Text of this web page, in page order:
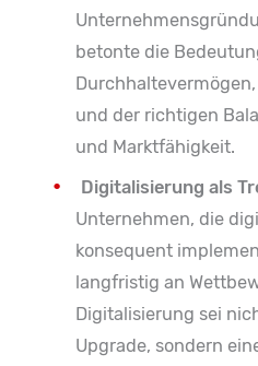
betonte die
und der richtigen
und Marktfähigkeit.
Digitalisierung als
Unternehmen, die
konsequent
langfristig an
Digitalisierung sei
Upgrade, sondern